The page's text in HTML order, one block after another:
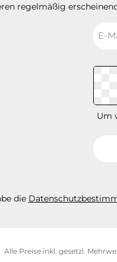
regelmäßig
Mail-
*
Um
die
Alle Preise inkl. gesetzl.